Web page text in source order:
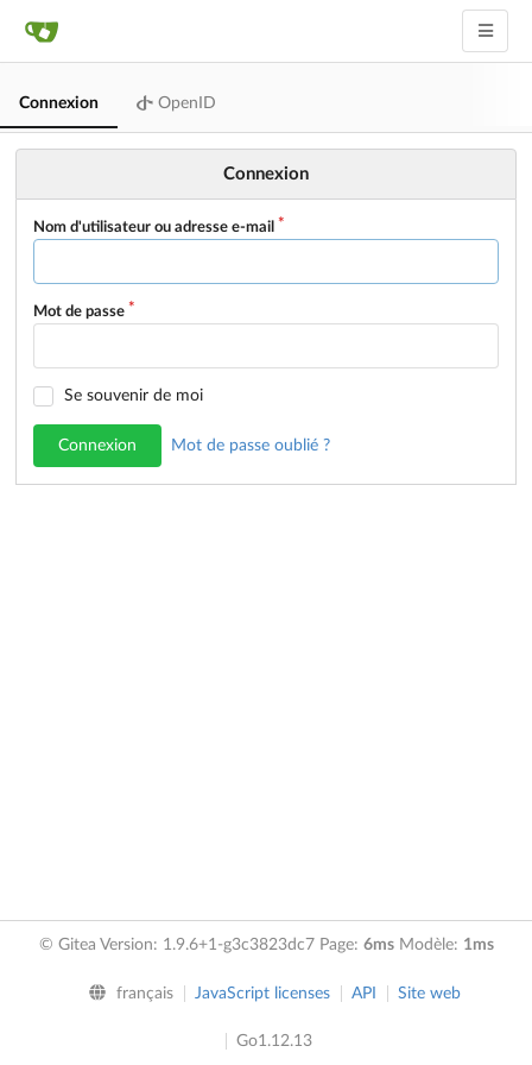
Connexion OpenID
Connexion
Nom d'utilisateur ou adresse e-mail
Mot de passe
Se souvenir de moi
Connexion Mot de passe oublié ?
© Gitea Version: 1.9.6+1-g3c3823dc7 Page: 6msModèle: 1ms
français JavaScript licenses API Site web
Go1.12.13